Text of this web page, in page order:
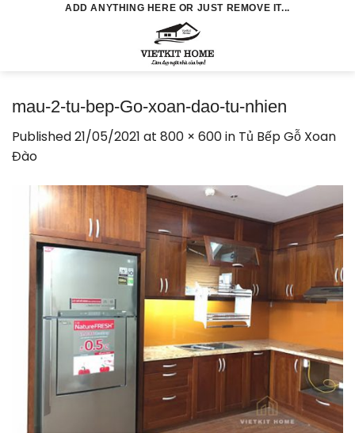
ADD ANYTHING HERE OR JUST REMOVE IT...
mau-2-tu-bep-Go-xoan-dao-tu-nhien
Published21/05/2021 at 800 × 600in Tủ Bếp Gỗ Xoan
Đào